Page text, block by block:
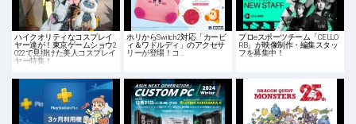
ハイクオリティなコスプレイ
ヤー達が！東京ゲームショウ2
022で見掛けた美人コスプレイ
ヤー特集！
ホリからSwitch 2対応「カービ
ィ＆ワドルディ」のアクセサ
リーが登場！コ…
プロeスポーツチーム「CELLO
RB」が映像制作・編集スタッ
フを募集中！